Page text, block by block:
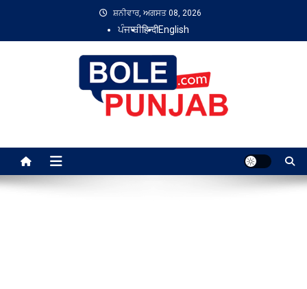
content
ਸ਼ਨੀਵਾਰ, ਅਗਸਤ 08, 2026
ਪੰਜਾਬੀहिन्दीEnglish